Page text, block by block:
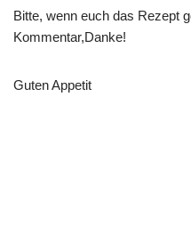
Bitte, wenn euch das Rezept
Kommentar,Danke!
Guten Appetit